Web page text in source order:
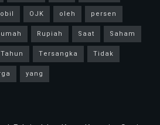
OJK oleh
persen
Rupiah Saat
Saham
Tahun Tersangka
Tidak
yang